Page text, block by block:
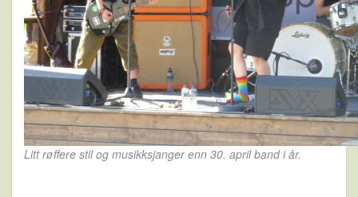
Litt røffere stil og musikksjanger enn 30. april band i år.